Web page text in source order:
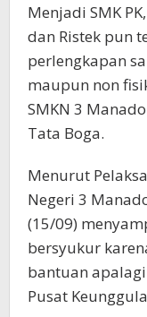
Menjadi SMK
dan Ristek pun
perlengkapan
maupun non
SMKN 3
Tata Boga.
Menurut
Negeri 3
(15/09)
bersyukur
bantuan
Pusat